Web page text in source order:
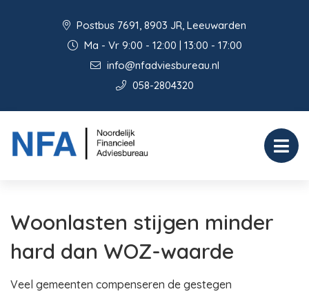
Postbus 7691, 8903 JR, Leeuwarden
Ma - Vr 9:00 - 12:00 | 13:00 - 17:00
info@nfadviesbureau.nl
058-2804320
Woonlasten stijgen minder
hard dan WOZ-waarde
Veel gemeenten compenseren de gestegen